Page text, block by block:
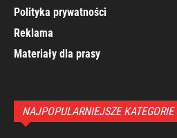
Polityka prywatności
Reklama
Materiały dla prasy
NAJPOPULARNIEJSZE KATEGORIE